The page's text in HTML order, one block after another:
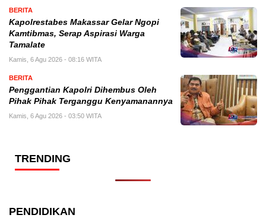
BERITA
Kapolrestabes Makassar Gelar Ngopi
Kamtibmas, Serap Aspirasi Warga
Tamalate
Kamis, 6 Agu 2026 - 08:16 WITA
BERITA
Penggantian Kapolri Dihembus Oleh
Pihak Pihak Terganggu Kenyamanannya
Kamis, 6 Agu 2026 - 03:50 WITA
TRENDING
PENDIDIKAN